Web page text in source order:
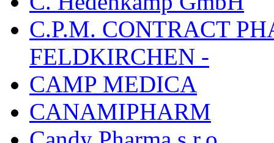
C.P.M. CONTRACT
FELDKIRCHEN -
CAMP MEDICA
CANAMIPHARM